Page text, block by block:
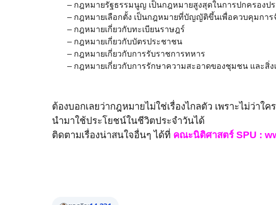
– กฎหมายรัฐธรรมนูญ เป็นกฎหมายสูงสุดในการปกครองป
– กฎหมายเลือกตั้ง เป็นกฎหมายที่บัญญัติขึ้นเพื่อควบคุมการ
– กฎหมายเกี่ยวกับทะเบียนราษฎร์
– กฎหมายเกี่ยวกับบัตรประชาชน
– กฎหมายเกี่ยวกับการรับราชการทหาร
– กฎหมายเกี่ยวกับการรักษาความสะอาดของชุมชน และสิ่ง
ต้องบอกเลยว่ากฎหมายไม่ใช่เรื่องไกลตัว เพราะไม่ว่า
นำมาใช้ประโยชน์ในชีวิตประจำวันได้
ติดตามเรื่องน่าสนใจอื่นๆ ได้ที่ คณะนิติศาสตร์ SPU :